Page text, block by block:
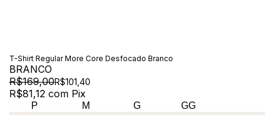
T-Shirt Regular More Core Desfocado Branco
BRANCO
R$169,00R$101,40
R$81,12 com Pix
P M G GG